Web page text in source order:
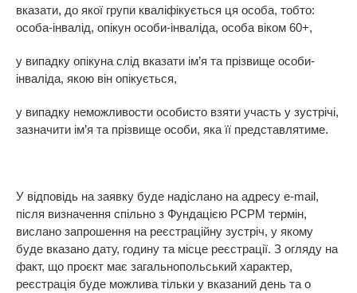
вказати, до якої групи кваліфікується ця особа, тобто:
особа-інвалід, опікун особи-інваліда, особа віком 60+,
у випадку опікуна слід вказати ім’я та прізвище особи-
інваліда, якою він опікується,
у випадку неможливости особисто взяти участь у зустрічі,
зазначити ім’я та прізвище особи, яка її представлятиме.
У відповідь на заявку буде надіслано на адресу e-mail,
після визначення спільно з Фундацією PCPM термін,
вислано запрошення на реєстраційну зустріч, у якому
буде вказано дату, годину та місце реєстрації. З огляду на
факт, що проєкт має загальнопольський характер,
реєстрація буде можлива тільки у вказаний день та о